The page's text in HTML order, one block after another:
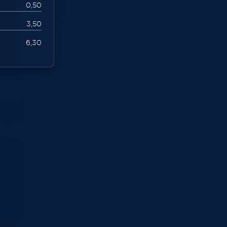
0,50
3,50
6,30